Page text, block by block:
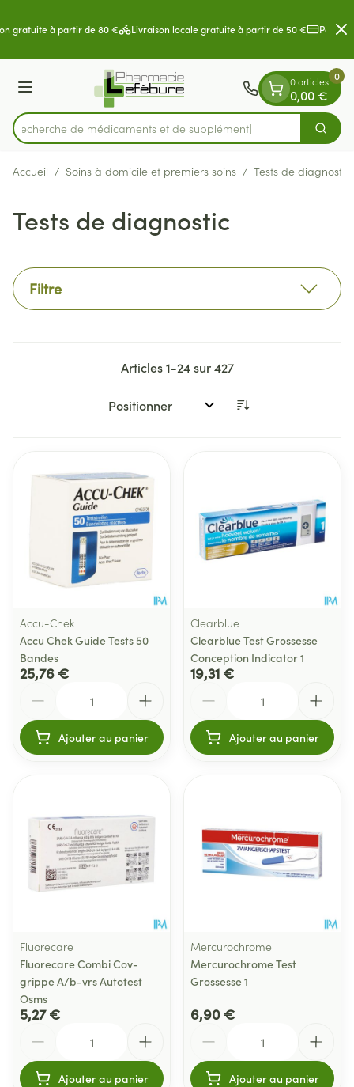
gratuite à partir de 80 € Livraison locale gratuite à partir de 50 €
Menu
Rechercher
Recherche de médicame
0 articles
0,00 €
0
Accueil / Soins à domicile et premiers soins / Tests de diagnostic
Tests de diagnostic
Filtre
Articles1-24sur427
Trier par:
Accu-Chek
Accu Chek Guide Tests 50
Bandes
25,76 €
Ajouter au panier
Clearblue
Clearblue Test Grossesse
Conception Indicator 1
19,31 €
Ajouter au panier
Fluorecare
Fluorecare Combi Cov-
grippe A/b-vrs Autotest
Osms
5,27 €
Ajouter au panier
Mercurochrome
Mercurochrome Test
Grossesse 1
6,90 €
Ajouter au panier